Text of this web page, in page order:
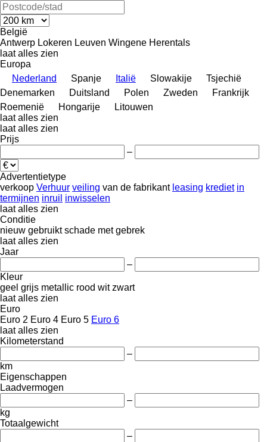
België
Antwerp Lokeren Leuven Wingene Herentals
laat alles zien
Europa
Nederland
Spanje Italië Slowakije
Tsjechië
Denemarken
Duitsland Polen Zweden
Frankrijk
Roemenië
Hongarije
Litouwen
laat alles zien
laat alles zien
Prijs
–
Advertentietype
verkoop Verhuur veiling van de fabrikant leasing krediet in
termijnen inruil inwisselen
laat alles zien
Conditie
nieuw gebruikt schade met gebrek
laat alles zien
Jaar
–
Kleur
geel grijs metallic rood wit zwart
laat alles zien
Euro
Euro 2 Euro 4 Euro 5 Euro 6
laat alles zien
Kilometerstand
–
km
Eigenschappen
Laadvermogen
–
kg
Totaalgewicht
–